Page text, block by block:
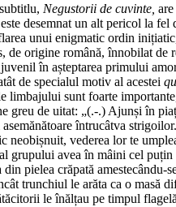
Negustorii de cuvinte,
desemnat un alt pericol la
unui enigmatic ordin
origine română, înnobilat
în așteptarea primului
de specialul motiv al acestei
limbajului sunt foarte
greu de uitat: „(.-.) Ajunși în
întrucâtva
vederea lor te
grupului avea în mâini cel
pielea crăpată amestecându-
trunchiul le arăta ca o masă
le înălțau pe timpul